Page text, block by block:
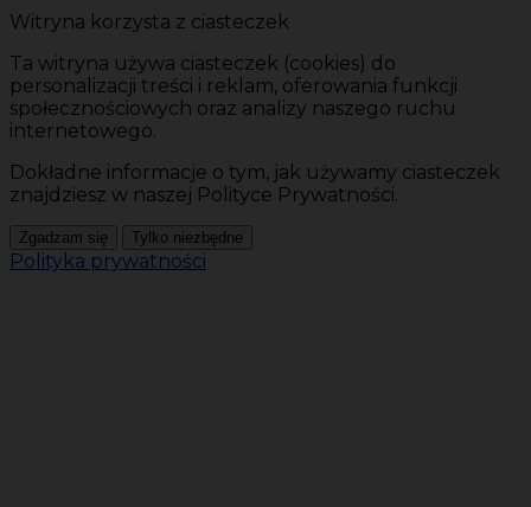
Witryna korzysta z ciasteczek
Ta witryna używa ciasteczek (cookies) do
personalizacji treści i reklam, oferowania funkcji
społecznościowych oraz analizy naszego ruchu
internetowego.
Dokładne informacje o tym, jak używamy ciasteczek
znajdziesz w naszej Polityce Prywatności.
Zgadzam się Tylko niezbędne
Polityka prywatności